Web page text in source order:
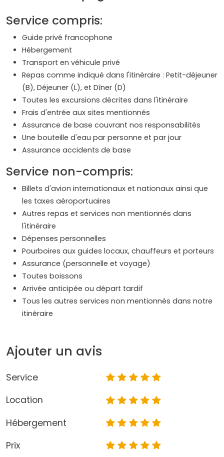
Service compris:
Guide privé francophone
Hébergement
Transport en véhicule privé
Repas comme indiqué dans l'itinéraire : Petit-déjeuner
(B), Déjeuner (L), et Dîner (D)
Toutes les excursions décrites dans l'itinéraire
Frais d'entrée aux sites mentionnés
Assurance de base couvrant nos responsabilités
Une bouteille d'eau par personne et par jour
Assurance accidents de base
Service non-compris:
Billets d'avion internationaux et nationaux ainsi que
les taxes aéroportuaires
Autres repas et services non mentionnés dans
l'itinéraire
Dépenses personnelles
Pourboires aux guides locaux, chauffeurs et porteurs
Assurance (personnelle et voyage)
Toutes boissons
Arrivée anticipée ou départ tardif
Tous les autres services non mentionnés dans notre
itinéraire
Ajouter un avis
Service
Location
Hébergement
Prix